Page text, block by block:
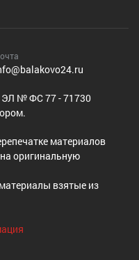
ЭЛ № ФС 77 - 71730
материалов
оригинальную
взятые из